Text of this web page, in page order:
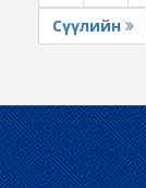
Сүүлийн